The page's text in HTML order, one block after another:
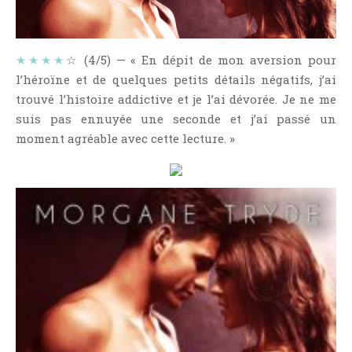
NOS VIDÉOS
RENDEZ-VOUS LIVRESQUES
SWAPS & CHALLENGES
LES TAGS
QUI SOMMES-NOUS ?
CONCOURS
CATÉGORIES
Articles De Marion
Articles De Nadège
Articles De Steven
★★★★ ☆ (4/5) — « En dépit de mon aversion pour
l’héroïne et de quelques petits détails négatifs, j’ai
trouvé l’histoire addictive et je l’ai dévorée. Je ne me
suis pas ennuyée une seconde et j’ai passé un
moment agréable avec cette lecture. »